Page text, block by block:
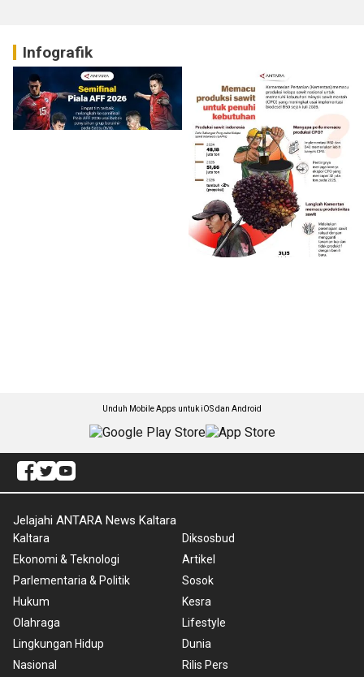
Infografik
Unduh Mobile Apps untuk iOS dan Android
Jelajahi ANTARA News Kaltara
Kaltara
Ekonomi & Teknologi
Parlementaria & Politik
Hukum
Olahraga
Lingkungan Hidup
Nasional
Diksosbud
Artikel
Sosok
Kesra
Lifestyle
Dunia
Rilis Pers